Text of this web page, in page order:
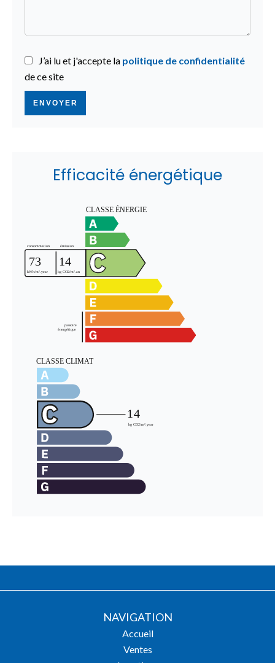
J’ai lu et j'accepte la politique de confidentialité
de ce site
ENVOYER
Efficacité énergétique
NAVIGATION
Accueil
Ventes